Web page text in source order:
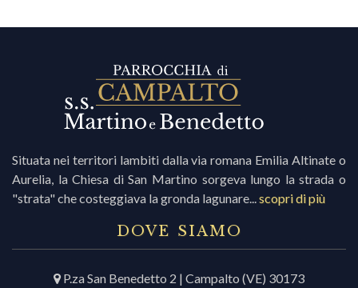
Situata nei territori lambiti dalla via romana Emilia Altinate o
Aurelia, la Chiesa di San Martino sorgeva lungo la strada o
"strata" che costeggiava la gronda lagunare... scopri di più
DOVE SIAMO
P.za San Benedetto 2 | Campalto (VE) 30173